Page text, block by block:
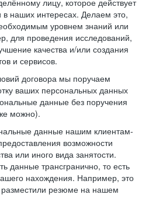
лицу, которое действует
наших интересах. Делаем это,
уровнем знаний или
для проведения исследований,
качества и/или создания
и сервисов.
договора мы поручаем
ваших персональных данных
данные без поручения
можно).
данные нашим клиентам-
возможности
или иного вида занятости.
данные трансгранично, то есть
нахождения. Например, это
резюме на нашем